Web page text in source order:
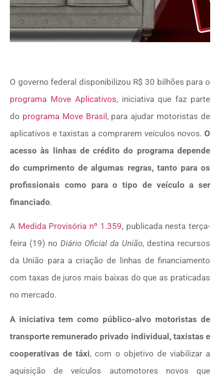
O governo federal disponibilizou R$ 30 bilhões para o
programa Move Aplicativos, iniciativa que faz parte
do programa Move Brasil , para ajudar motoristas de
aplicativos e taxistas a comprarem veículos novos. O
acesso às linhas de crédito do programa depende
do cumprimento de algumas regras, tanto para os
profissionais como para o tipo de veículo a ser
financiado.
A Medida Provisória nº 1.359, publicada nesta terça-
feira (19) no Diário Oficial da União, destina recursos
da União para a criação de linhas de financiamento
com taxas de juros mais baixas do que as praticadas
no mercado.
A iniciativa tem como público-alvo motoristas de
transporte remunerado privado individual, taxistas e
cooperativas de táxi, com o objetivo de viabilizar a
aquisição de veículos automotores novos que